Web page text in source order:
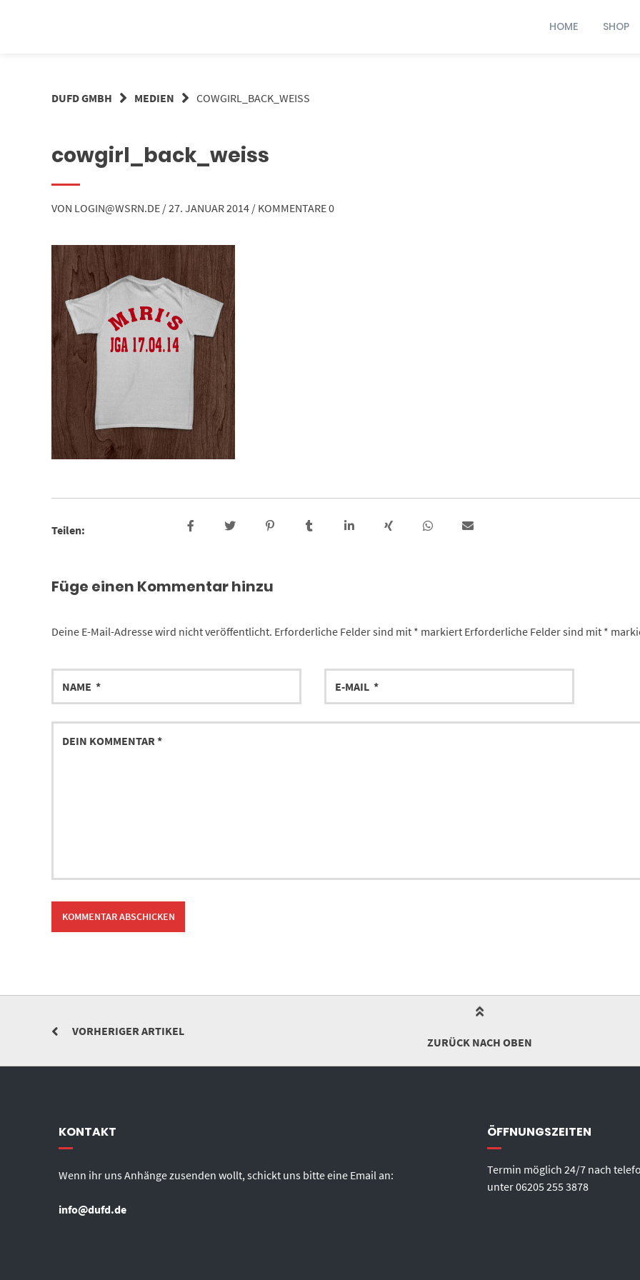
HOME SHOP
DUFD GMBH MEDIEN COWGIRL_BACK_WEISS
cowgirl_back_weiss
VON LOGIN@WSRN.DE /27. JANUAR 2014 / KOMMENTARE 0
Teilen:
Füge einen Kommentar hinzu
Deine E-Mail-Adresse wird nicht veröffentlicht. Erforderliche Felder sind mit * markiertErforderliche Felder sind mit *
VORHERIGER ARTIKEL
ZURÜCK NACH OBEN
KONTAKT
Wenn ihr uns Anhänge zusenden wollt, schickt uns bitte eine Email an:
info@dufd.de
ÖFFNUNGSZEITEN
Termin möglich 24/7 nach
unter06205 255 3878